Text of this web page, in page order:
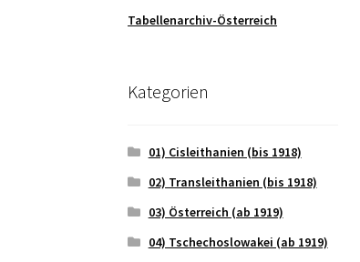
Tabellenarchiv-Österreich
Kategorien
01) Cisleithanien (bis 1918)
02) Transleithanien (bis 1918)
03) Österreich (ab 1919)
04) Tschechoslowakei (ab 1919)